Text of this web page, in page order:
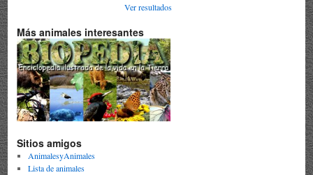
Ver resultados
Más animales interesantes
Sitios amigos
AnimalesyAnimales
Lista de animales